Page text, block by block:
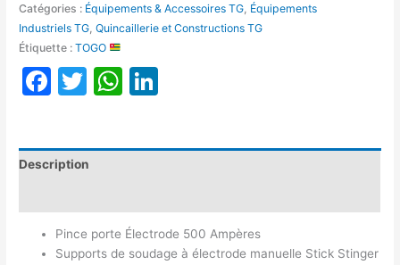
Catégories : Équipements & Accessoires TG Équipements
Industriels TG ,Quincaillerie et Constructions TG
Étiquette :TOGO
Facebook
TwitterWhatsApp
Description
Pince porte Électrode 500 Ampères
Supports de soudage à électrode manuelle Stick Stinger